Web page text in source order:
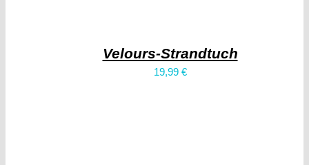
Velours-Strandtuch
19,99 €